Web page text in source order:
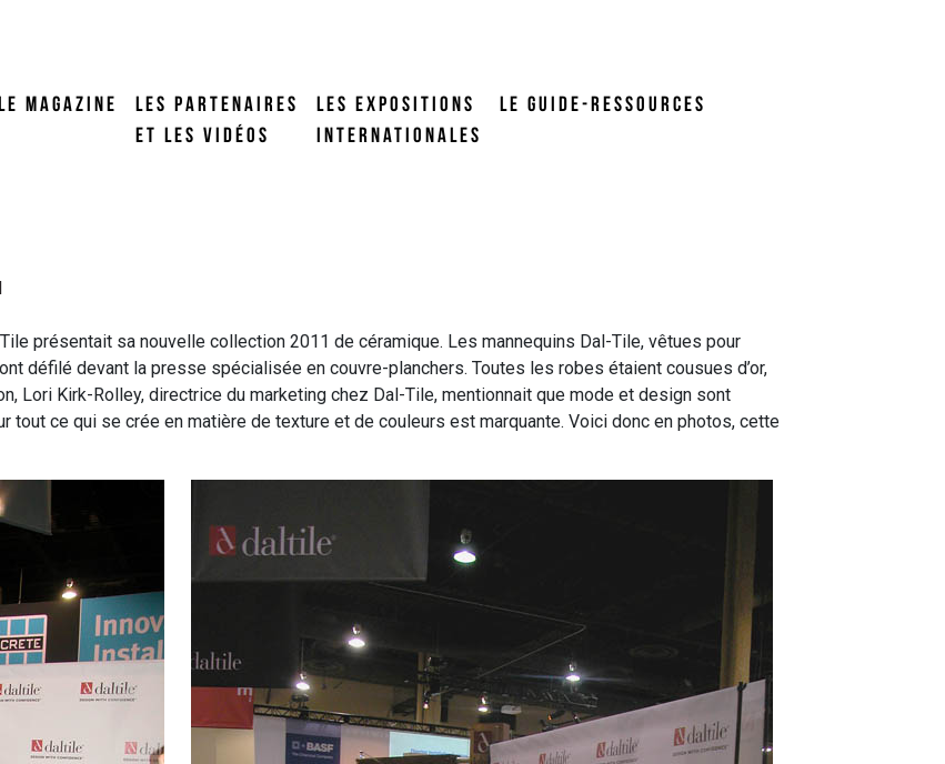
MAGAZINE
LES PARTENAIRES
ET LES VIDÉOS
LES EXPOSITIONS
INTERNATIONALES
LE GUIDE-RESSOURCES
présentait sa nouvelle collection 2011 de céramique. Les mannequins Dal-Tile, vêtues pour
défilé devant la presse spécialisée en couvre-planchers. Toutes les robes étaient cousues d’or,
Lori Kirk-Rolley, directrice du marketing chez Dal-Tile, mentionnait que mode et design sont
tout ce qui se crée en matière de texture et de couleurs est marquante. Voici donc en photos, cette